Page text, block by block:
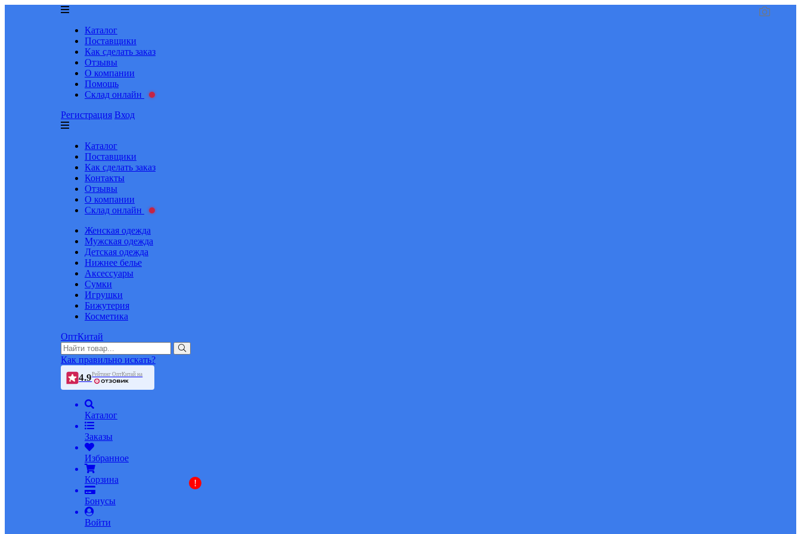
Каталог
Поставщики
Как сделать заказ
Отзывы
О компании
Помощь
Склад онлайн
Регистрация Вход
Каталог
Поставщики
Как сделать заказ
Контакты
Отзывы
О компании
Склад онлайн
Женская одежда
Мужская одежда
Детская одежда
Нижнее белье
Аксессуары
Сумки
Игрушки
Бижутерия
Косметика
ОптКитай
Как правильно искать?
4.9Рейтинг ОптКитай на
Каталог
Заказы
Избранное
Корзина
Бонусы
!
Войти